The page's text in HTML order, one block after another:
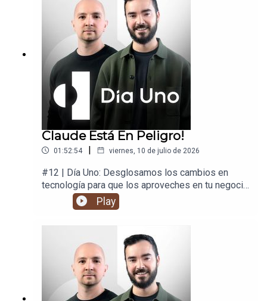
Claude Está En Peligro!
01:52:54 | viernes, 10 de julio de 2026
#12 | Día Uno: Desglosamos los cambios en
tecnología para que los aproveches en tu negocio
y en tu vida.
Play